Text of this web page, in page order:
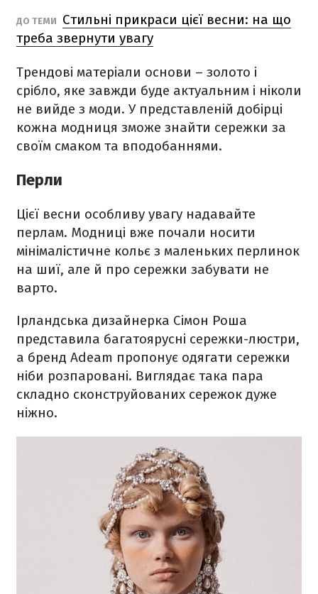
ДО ТЕМИ
Стильні прикраси цієї весни: на що
треба звернути увагу
Трендові матеріали основи – золото і
срібло, яке завжди буде актуальним і ніколи
не вийде з моди. У представленій добірці
кожна модниця зможе знайти сережки за
своїм смаком та вподобаннями.
Перли
Цієї весни особливу увагу надавайте
перлам. Модниці вже почали носити
мінімалістичне кольє з маленьких перлинок
на шиї, але й про сережки забувати не
варто.
Ірландська дизайнерка Сімон Роша
представила багатоярусні сережки-люстри,
а бренд Adeam пропонує одягати сережки
ніби розпаровані. Виглядає така пара
складно сконструйованих сережок дуже
ніжно.